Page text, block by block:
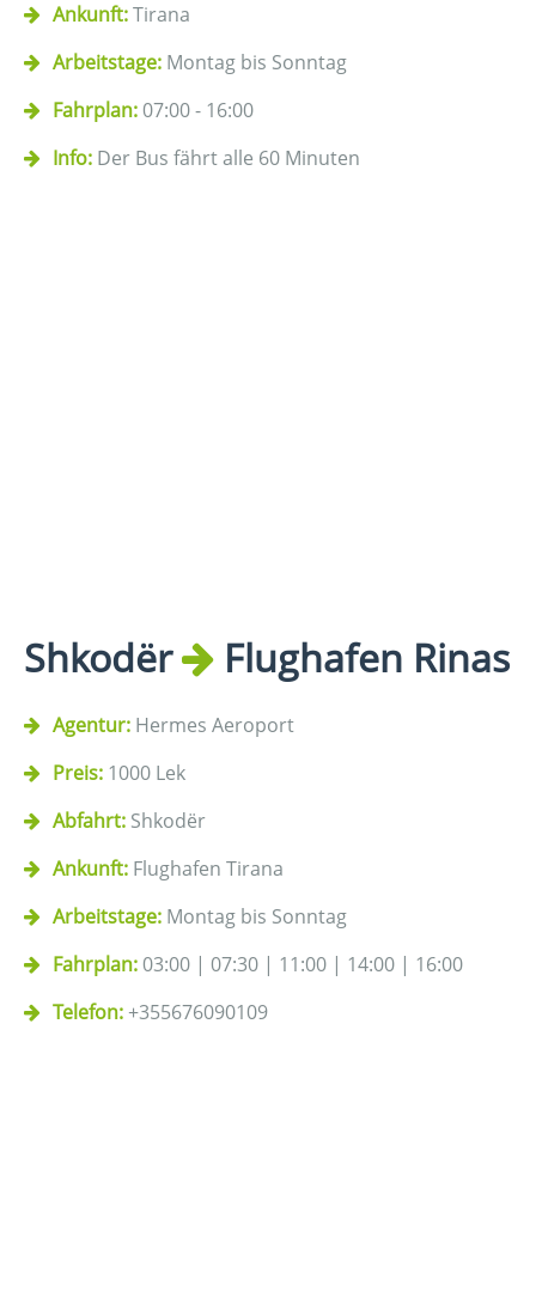
Ankunft:Tirana
Arbeitstage: Montag bis Sonntag
Fahrplan: 07:00 - 16:00
Info: Der Bus fährt alle 60 Minuten
Shkodër Flughafen Rinas
Agentur: Hermes Aeroport
Preis: 1000 Lek
Abfahrt: Shkodër
Ankunft: Flughafen Tirana
Arbeitstage: Montag bis Sonntag
Fahrplan: 03:00 | 07:30 | 11:00 | 14:00 | 16:00
Telefon:+355676090109